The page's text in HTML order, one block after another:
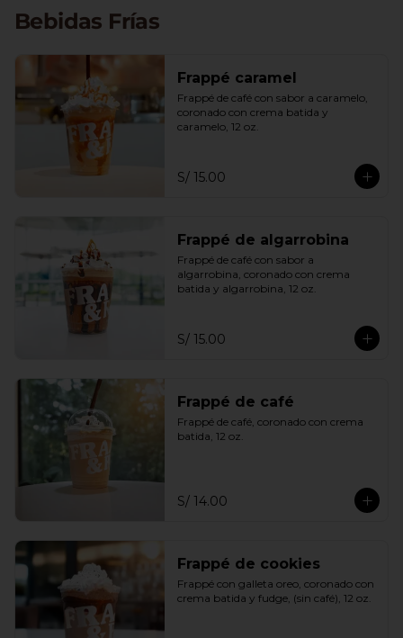
Bebidas Frías
Frappé caramel
Frappé de café con sabor a caramelo,
coronado con crema batida y
caramelo, 12 oz.
S/ 15.00
Frappé de algarrobina
Frappé de café con sabor a
algarrobina, coronado con crema
batida y algarrobina, 12 oz.
S/ 15.00
Frappé de café
Frappé de café, coronado con crema
batida, 12 oz.
S/ 14.00
Frappé de cookies
Frappé con galleta oreo, coronado con
crema batida y fudge, (sin café), 12 oz.